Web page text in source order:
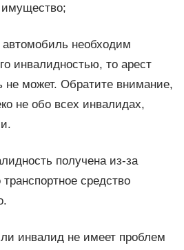
необходим
инвалидностью, то арест
не может. Обратите внимание,
не обо всех инвалидах,
получена из-за
средство
инвалид не имеет проблем